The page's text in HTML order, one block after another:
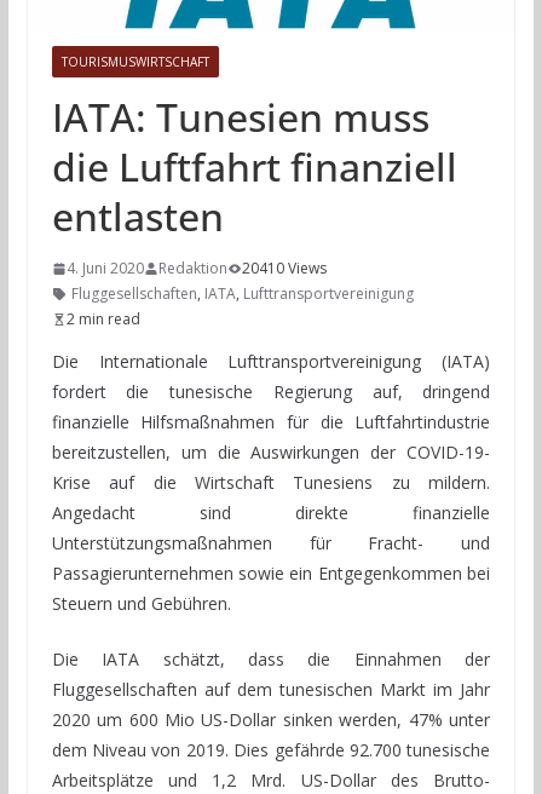
TOURISMUSWIRTSCHAFT
IATA: Tunesien muss
die Luftfahrt finanziell
entlasten
4. Juni 2020 Redaktion
20410 Views
Fluggesellschaften, IATA, Lufttransportvereinigung
2 min read
Die Internationale Lufttransportvereinigung (IATA)
fordert die tunesische Regierung auf, dringend
finanzielle Hilfsmaßnahmen für die Luftfahrtindustrie
bereitzustellen, um die Auswirkungen der COVID-19-
Krise auf die Wirtschaft Tunesiens zu mildern.
Angedacht sind direkte finanzielle
Unterstützungsmaßnahmen für Fracht- und
Passagierunternehmen sowie ein Entgegenkommen bei
Steuern und Gebühren.
Die IATA schätzt, dass die Einnahmen der
Fluggesellschaften auf dem tunesischen Markt im Jahr
2020 um 600 Mio US-Dollar sinken werden, 47% unter
dem Niveau von 2019. Dies gefährde 92.700 tunesische
Arbeitsplätze und 1,2 Mrd. US-Dollar des Brutto-